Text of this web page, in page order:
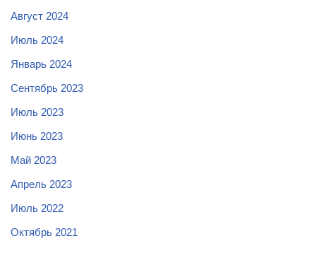
Август 2024
Июль 2024
Январь 2024
Сентябрь 2023
Июль 2023
Июнь 2023
Май 2023
Апрель 2023
Июль 2022
Октябрь 2021